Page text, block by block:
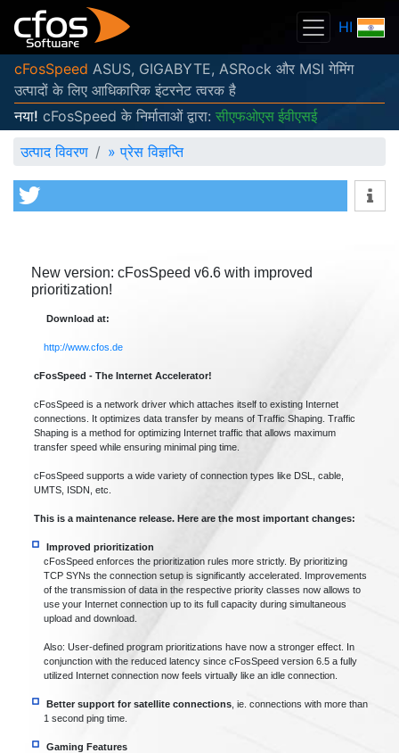
HI
cFosSpeed ASUS, GIGABYTE, ASRock और MSI गेमिंग
उत्पादों के लिए आधिकारिक इंटरनेट त्वरक है
नया! cFosSpeed के निर्माताओं द्वारा: सीएफओएस ईवीएसई
उत्पाद विवरण
»प्रेस विज्ञप्ति
New version: cFosSpeed v6.6 with improved
prioritization!
Download at:
http://www.cfos.de
cFosSpeed - The Internet Accelerator!
cFosSpeed is a network driver which attaches itself to existing Internet
connections. It optimizes data transfer by means of Traffic Shaping. Traffic
Shaping is a method for optimizing Internet traffic that allows maximum
transfer speed while ensuring minimal ping time.
cFosSpeed supports a wide variety of connection types like DSL, cable,
UMTS, ISDN, etc.
This is a maintenance release. Here are the most important changes:
Improved prioritization
cFosSpeed enforces the prioritization rules more strictly. By prioritizing
TCP SYNs the connection setup is significantly accelerated. Improvements
of the transmission of data in the respective priority classes now allows to
use your Internet connection up to its full capacity during simultaneous
upload and download.
Also: User-defined program prioritizations have now a stronger effect. In
conjunction with the reduced latency since cFosSpeed version 6.5 a fully
utilized Internet connection now feels virtually like an idle connection.
Better support for satellite connections , ie. connections with more than
1 second ping time.
Gaming Features